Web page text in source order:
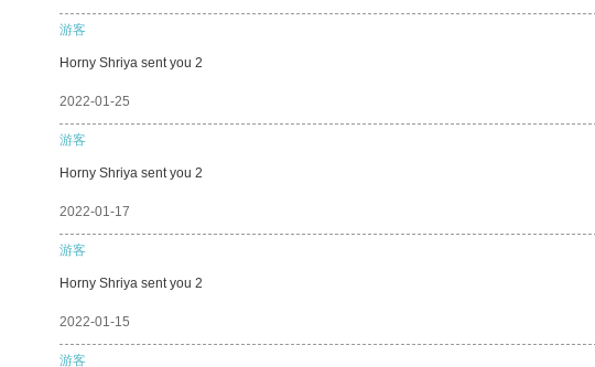
游客
Horny Shriya sent you 2
2022-01-25
游客
Horny Shriya sent you 2
2022-01-17
游客
Horny Shriya sent you 2
2022-01-15
游客